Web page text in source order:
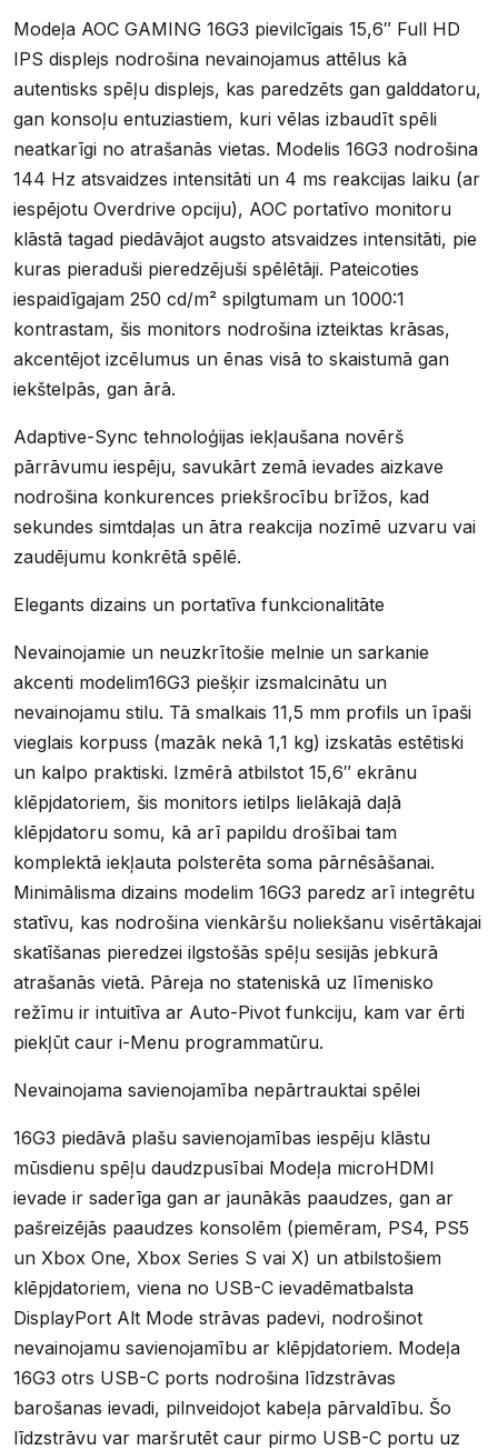
Modeļa AOC GAMING 16G3 pievilcīgais 15,6″ Full HD
IPS displejs nodrošina nevainojamus attēlus kā
autentisks spēļu displejs, kas paredzēts gan galddatoru,
gan konsoļu entuziastiem, kuri vēlas izbaudīt spēli
neatkarīgi no atrašanās vietas. Modelis 16G3 nodrošina
144 Hz atsvaidzes intensitāti un 4 ms reakcijas laiku (ar
iespējotu Overdrive opciju), AOC portatīvo monitoru
klāstā tagad piedāvājot augsto atsvaidzes intensitāti, pie
kuras pieraduši pieredzējuši spēlētāji. Pateicoties
iespaidīgajam 250 cd/m² spilgtumam un 1000:1
kontrastam, šis monitors nodrošina izteiktas krāsas,
akcentējot izcēlumus un ēnas visā to skaistumā gan
iekštelpās, gan ārā.
Adaptive-Sync tehnoloģijas iekļaušana novērš
pārrāvumu iespēju, savukārt zemā ievades aizkave
nodrošina konkurences priekšrocību brīžos, kad
sekundes simtdaļas un ātra reakcija nozīmē uzvaru vai
zaudējumu konkrētā spēlē.
Elegants dizains un portatīva funkcionalitāte
Nevainojamie un neuzkrītošie melnie un sarkanie
akcenti modelim16G3 piešķir izsmalcinātu un
nevainojamu stilu. Tā smalkais 11,5 mm profils un īpaši
vieglais korpuss (mazāk nekā 1,1 kg) izskatās estētiski
un kalpo praktiski. Izmērā atbilstot 15,6″ ekrānu
klēpjdatoriem, šis monitors ietilps lielākajā daļā
klēpjdatoru somu, kā arī papildu drošībai tam
komplektā iekļauta polsterēta soma pārnēsāšanai.
Minimālisma dizains modelim 16G3 paredz arī integrētu
statīvu, kas nodrošina vienkāršu noliekšanu visērtākajai
skatīšanas pieredzei ilgstošās spēļu sesijās jebkurā
atrašanās vietā. Pāreja no stateniskā uz līmenisko
režīmu ir intuitīva ar Auto-Pivot funkciju, kam var ērti
piekļūt caur i-Menu programmatūru.
Nevainojama savienojamība nepārtrauktai spēlei
16G3 piedāvā plašu savienojamības iespēju klāstu
mūsdienu spēļu daudzpusībai Modeļa microHDMI
ievade ir saderīga gan ar jaunākās paaudzes, gan ar
pašreizējās paaudzes konsolēm (piemēram, PS4, PS5
un Xbox One, Xbox Series S vai X) un atbilstošiem
klēpjdatoriem, viena no USB-C ievadēmatbalsta
DisplayPort Alt Mode strāvas padevi, nodrošinot
nevainojamu savienojamību ar klēpjdatoriem. Modeļa
16G3 otrs USB-C ports nodrošina līdzstrāvas
barošanas ievadi, pilnveidojot kabeļa pārvaldību. Šo
līdzstrāvu var maršrutēt caur pirmo USB-C portu uz